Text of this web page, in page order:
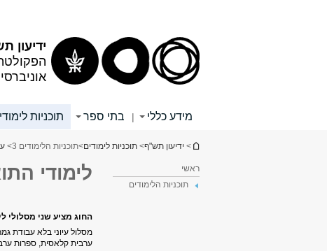
ידיעון
מידע כללי | בתי ספר תוכניות
הינך נמצא כאן
> ידיעון תש"ף> תוכניות לימודים>תוכניות הלימודים 3 >
ראשי
תוכניות הלימודים
לימודי
החוג מציע שני מסלולי
מסלול עיוני בלא עבודת
ערבית קלאסית, ספרות